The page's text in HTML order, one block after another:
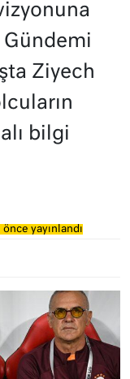
Ziyech
bilgi
önce yayınlandı